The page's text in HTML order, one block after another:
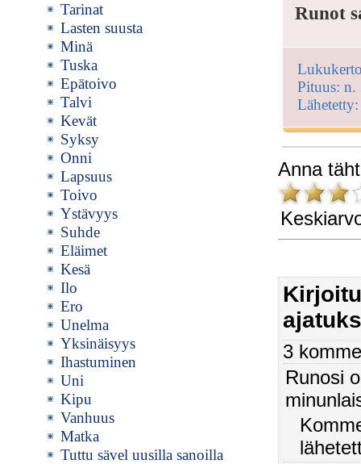
Tarinat
Lasten suusta
Minä
Tuska
Epätoivo
Talvi
Kevät
Syksy
Onni
Lapsuus
Toivo
Ystävyys
Suhde
Eläimet
Kesä
Ilo
Ero
Unelma
Yksinäisyys
Ihastuminen
Uni
Kipu
Vanhuus
Matka
Tuttu sävel uusilla sanoilla
Runot
Pituus: n.
Anna
3
Runosi